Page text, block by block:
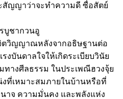
สัญญาว่าจะทำความดี ซื่อสัตย์
บูชากวนอู
ตวิญญาณหลังจากอธิษฐานต่อ
งบันดาลใจให้เกิดระเบียบวินัย
างศีลธรรม ในประเพณีฮวงจุ้ย
ที่เหมาะสมภายในบ้านหรือที่
นาจ ความมั่นคง และพลังแห่ง